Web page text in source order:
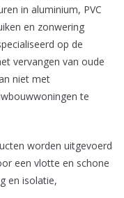
in aluminium, PVC
en zonwering
op de
vervangen van oude
niet met
te
worden uitgevoerd
een vlotte en schone
en isolatie,